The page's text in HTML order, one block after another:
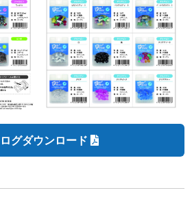
グダウンロード